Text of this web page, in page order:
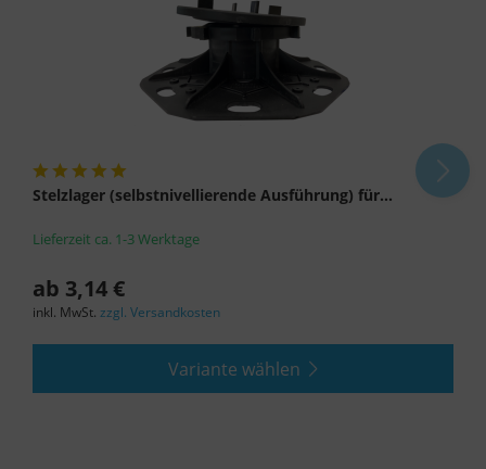
Stelzlager (selbstnivellierende Ausführung) für...
Lieferzeit ca. 1-3 Werktage
ab 3,14 €
inkl. MwSt. zzgl. Versandkosten
Variante wählen